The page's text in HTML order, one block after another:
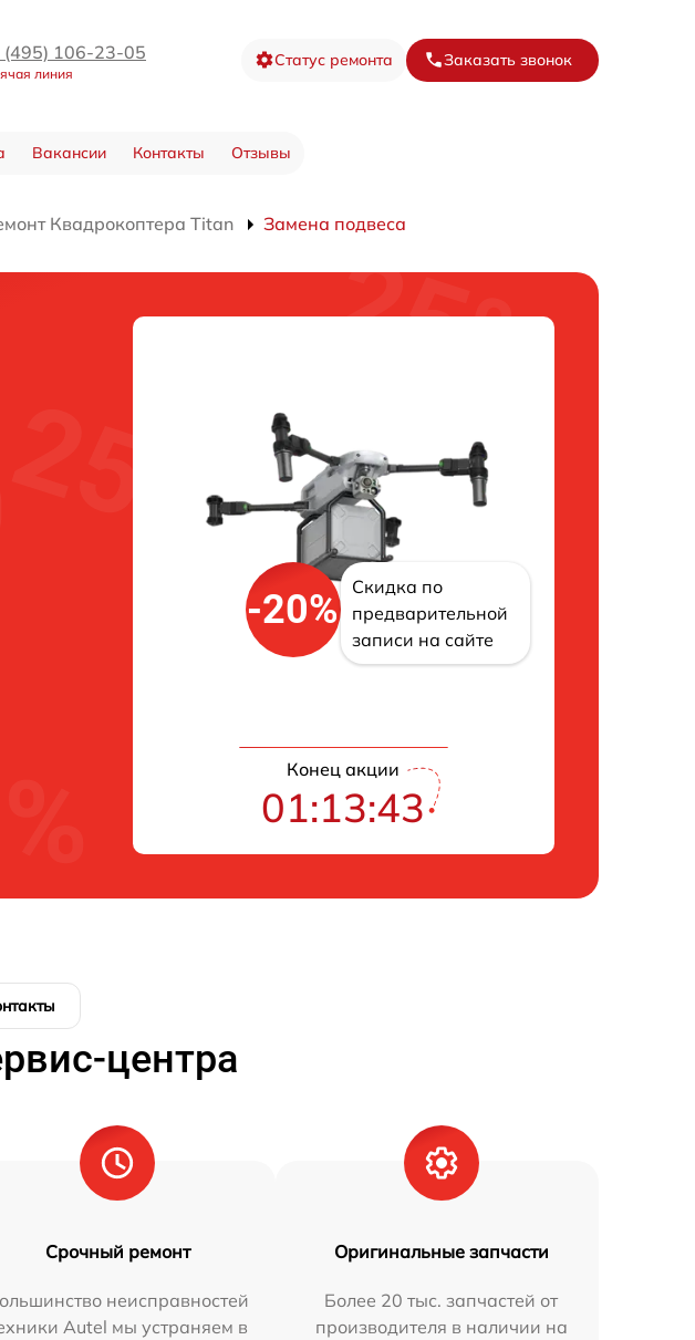
(495) 106-23-05
линия
Статус ремонта Заказать звонок
Вакансии Контакты Отзывы
Квадрокоптера Titan Замена подвеса
-20%
Скидка по
предварительной
записи на сайте
Конец акции
01:13:42
центра
Срочный ремонт
неисправностей
Autel мы устраняем в
Оригинальные запчасти
Более 20 тыс. запчастей от
производителя в наличии на